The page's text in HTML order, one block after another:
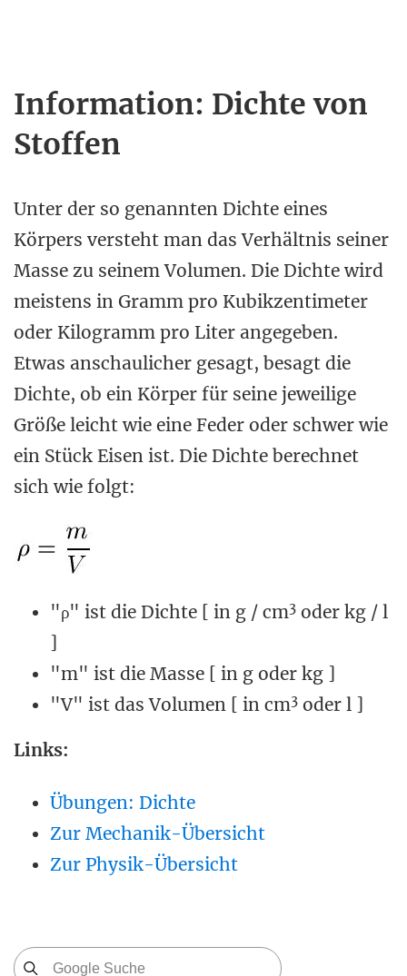
Information: Dichte von
Stoffen
Unter der so genannten Dichte eines
Körpers versteht man das Verhältnis seiner
Masse zu seinem Volumen. Die Dichte wird
meistens in Gramm pro Kubikzentimeter
oder Kilogramm pro Liter angegeben.
Etwas anschaulicher gesagt, besagt die
Dichte, ob ein Körper für seine jeweilige
Größe leicht wie eine Feder oder schwer wie
ein Stück Eisen ist. Die Dichte berechnet
sich wie folgt:
"ρ" ist die Dichte [ in g / cm3 oder kg / l
]
"m" ist die Masse [ in g oder kg ]
"V" ist das Volumen [ in cm3 oder l ]
Links:
Übungen: Dichte
Zur Mechanik-Übersicht
Zur Physik-Übersicht